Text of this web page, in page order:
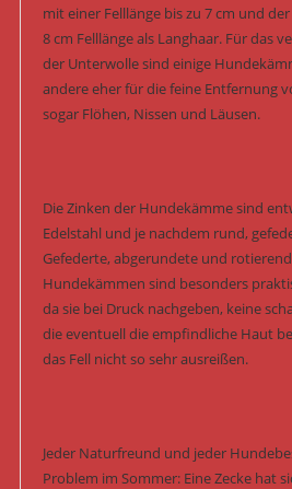
mit einer Felllänge bis zu 7 cm und
8 cm Felllänge als Langhaar. Für das
der Unterwolle sind einige
andere eher für die feine Entfernung
sogar Flöhen, Nissen und Läusen.
Die Zinken der Hundekämme sind
Edelstahl und je nachdem rund,
Gefederte, abgerundete und
Hundekämmen sind besonders
da sie bei Druck nachgeben, keine
die eventuell die empfindliche Haut
das Fell nicht so sehr ausreißen.
Jeder Naturfreund und jeder
Problem im Sommer: Eine Zecke hat